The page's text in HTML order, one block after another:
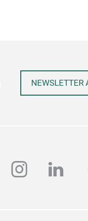
NEWSLETTER